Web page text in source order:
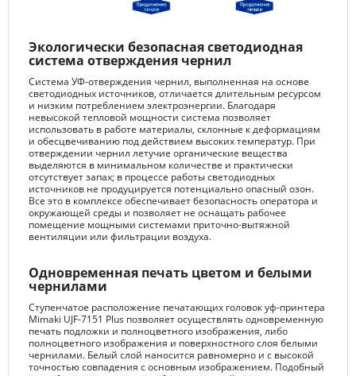
Экологически безопасная светодиодная
система отверждения чернил
Система УФ-отверждения чернил, выполненная на основе
светодиодных источников, отличается длительным ресурсом
и низким потреблением электроэнергии. Благодаря
невысокой тепловой мощности система позволяет
использовать в работе материалы, склонные к деформациям
и обесцвечиванию под действием высоких температур. При
отверждении чернил летучие органические вещества
выделяются в минимальном количестве и практически
отсутствует запах; в процессе работы светодиодных
источников не продуцируется потенциально опасный озон.
Все это в комплексе обеспечивает безопасность оператора и
окружающей среды и позволяет не оснащать рабочее
помещение мощными системами приточно-вытяжной
вентиляции или фильтрации воздуха.
Одновременная печать цветом и белыми
чернилами
Ступенчатое расположение печатающих головок уф-принтера
Mimaki UJF-7151 Plus позволяет осуществлять одновременную
печать подложки и полноцветного изображения, либо
полноцветного изображения и поверхностного слоя белыми
чернилами. Белый слой наносится равномерно и с высокой
точностью совпадения с основным изображением. Подобный